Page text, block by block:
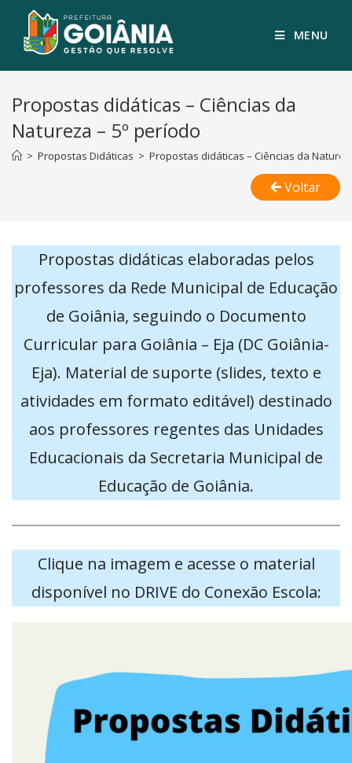
MENU
Propostas didáticas – Ciências da
Natureza – 5º período
> Propostas Didáticas > Propostas didáticas – Ciências da
Voltar
Propostas didáticas elaboradas pelos
professores da Rede Municipal de Educação
de Goiânia, seguindo o Documento
Curricular para Goiânia – Eja (DC Goiânia-
Eja). Material de suporte (slides, texto e
atividades em formato editável) destinado
aos professores regentes das Unidades
Educacionais da Secretaria Municipal de
Educação de Goiânia.
Clique na imagem e acesse o material
disponível no DRIVE do Conexão Escola: